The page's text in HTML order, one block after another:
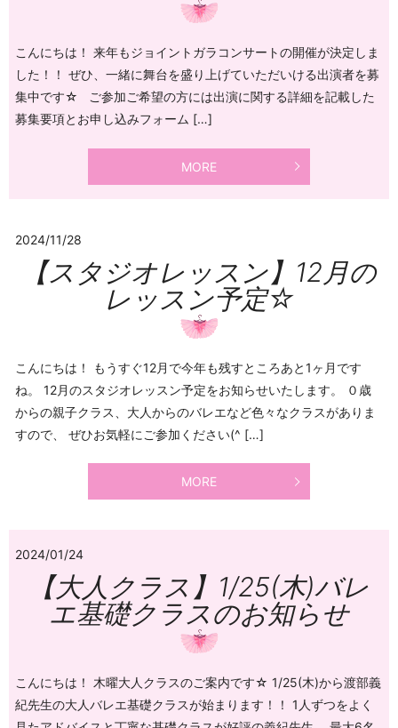
こんにちは！ 来年もジョイントガラコンサートの開催が決定しま
した！！ ぜひ、一緒に舞台を盛り上げていただいける出演者を募
集中です☆ ご参加ご希望の方には出演に関する詳細を記載した
募集要項とお申し込みフォーム […]
MORE
2024/11/28
【スタジオレッスン】12月の
レッスン予定☆
こんにちは！ もうすぐ12月で今年も残すところあと1ヶ月です
ね。 12月のスタジオレッスン予定をお知らせいたします。 ０歳
からの親子クラス、大人からのバレエなど色々なクラスがありま
すので、 ぜひお気軽にご参加ください(^ […]
MORE
2024/01/24
【大人クラス】1/25(木)バレ
エ基礎クラスのお知らせ
こんにちは！ 木曜大人クラスのご案内です☆ 1/25(木)から渡部義
紀先生の大人バレエ基礎クラスが始まります！！ 1人ずつをよく